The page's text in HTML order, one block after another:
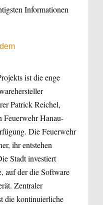
Informationen
ist die enge
Patrick Reichel,
Hanau-
Die Feuerwehr
ihr entstehen
Stadt investiert
auf der die Software
Zentraler
die kontinuierliche